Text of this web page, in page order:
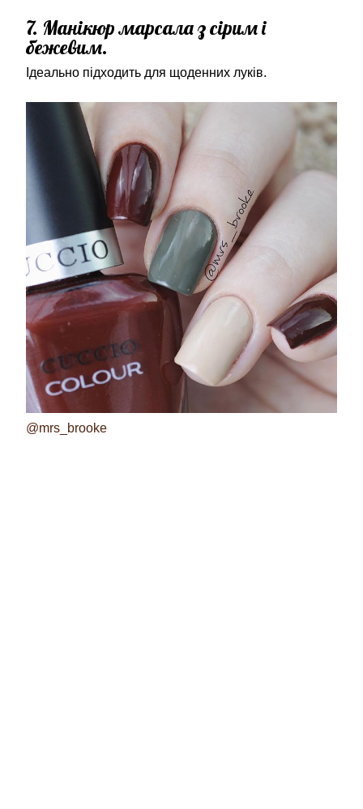
7. Манікюр марсала з сірим і
бежевим.
Ідеально підходить для щоденних луків.
@mrs_brooke